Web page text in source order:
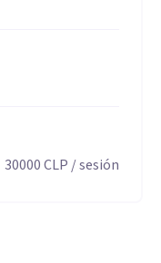
30000CLP / sesión